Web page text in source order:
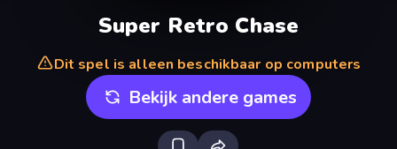
Super Retro Chase
Dit spel is alleen beschikbaar op computers
Bekijk andere games